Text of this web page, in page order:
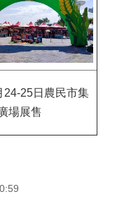
24-25日農民市集
場展售